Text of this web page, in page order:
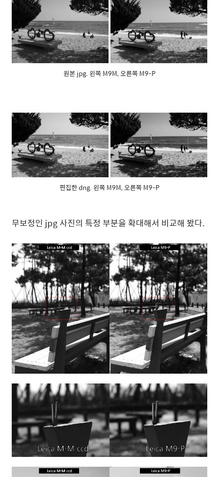
원본 jpg. 왼쪽 M9M, 오른쪽 M9-P
편집한 dng. 왼쪽 M9M, 오른쪽 M9-P
무보정인 jpg 사진의 특정 부분을 확대해서 비교해 봤다.